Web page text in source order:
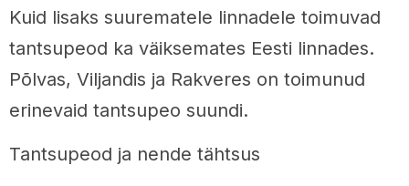
Kuid lisaks suurematele linnadele toimuvad
tantsupeod ka väiksemates Eesti linnades.
Põlvas, Viljandis ja Rakveres on toimunud
erinevaid tantsupeo suundi.
Tantsupeod ja nende tähtsus